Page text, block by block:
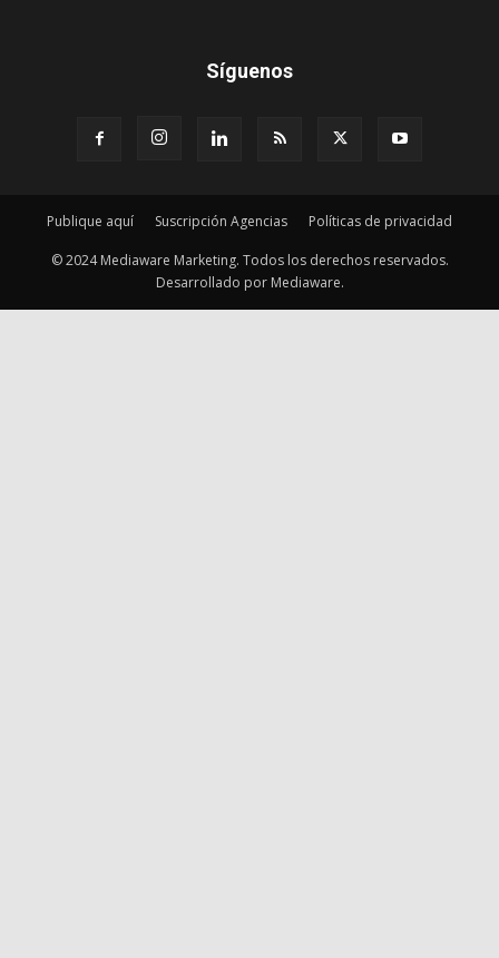
Síguenos
Publique aquí Suscripción Agencias Políticas de privacidad
© 2024 Mediaware Marketing. Todos los derechos reservados.
Desarrollado por Mediaware.